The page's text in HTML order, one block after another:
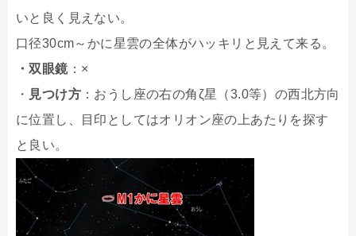
いと良く見えない。
口径30cm～かに星雲の全体がハッキリと見えて来る。
・双眼鏡：×
・ 見つけ方 ：おうし座の右の角ζ星（3.0等）の西北方向
に位置し、目印としてはオリオン座の上あたりを探す
と良い。